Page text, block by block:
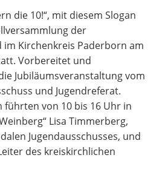
die 10!“, mit diesem Slogan
der
im Kirchenkreis Paderborn am
Vorbereitet und
Jubiläumsveranstaltung vom
und Jugendreferat.
führten von 10 bis 16 Uhr in
Lisa Timmerberg,
Jugendausschusses, und
des kreiskirchlichen